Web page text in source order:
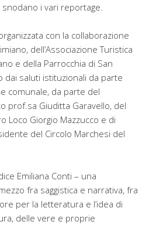
snodano i vari reportage.
con la collaborazione
dell’Associazione Turistica
e della Parrocchia di San
dai saluti istituzionali da parte
comunale, da parte del
prof.sa Giuditta Garavello, del
Loco Giorgio Mazzucco e di
del Circolo Marchesi del
Emiliana Conti – una
fra saggistica e narrativa, fra
per la letteratura e l’idea di
delle vere e proprie